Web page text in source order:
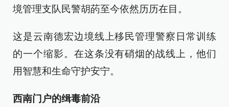
境管理支队民警胡菂至今依然历历在目。
这是云南德宏边境线上移民管理警察日常训练
的一个缩影。在这条没有硝烟的战线上，他们
用智慧和生命守护安宁。
西南门户的缉毒前沿